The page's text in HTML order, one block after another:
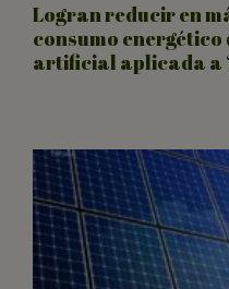
Logran reducir en
consumo
artificial aplicada a